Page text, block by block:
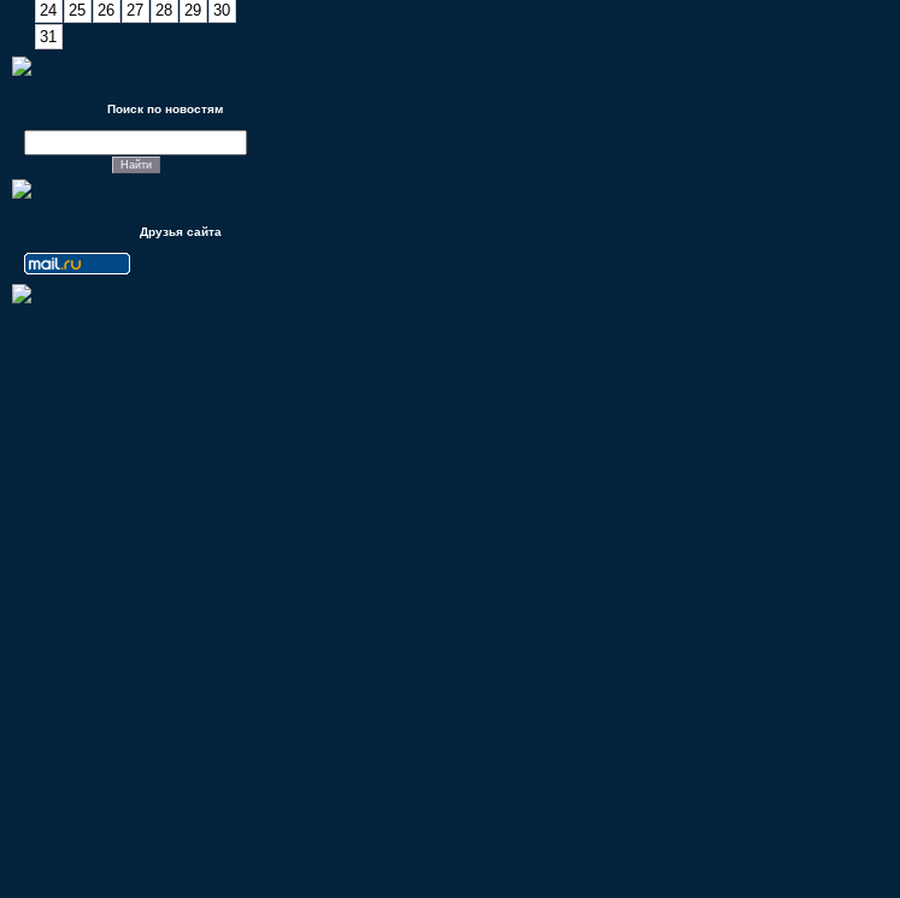
24
25 26 27 28 29
30
31
Поиск по новостям
Друзья сайта